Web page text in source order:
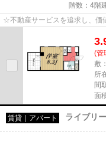
階数：4階
☆不動産サービスを追求し、価
(管
敷
所
間
面
賃貸｜アパート ライブリ